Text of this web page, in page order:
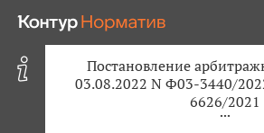
Постановление
03.08.2022 N Ф03-3440/
6626/2021